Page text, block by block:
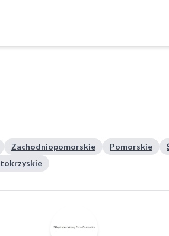
Zachodniopomorskie Pomorskie